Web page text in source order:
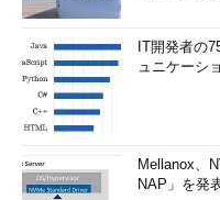
IT開発者の
ュニケーシ
Mellanox、
NAP」を発